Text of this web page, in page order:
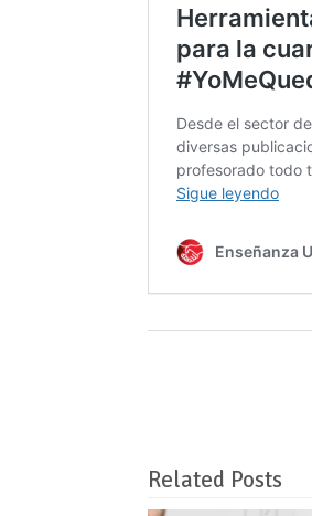
Related Posts